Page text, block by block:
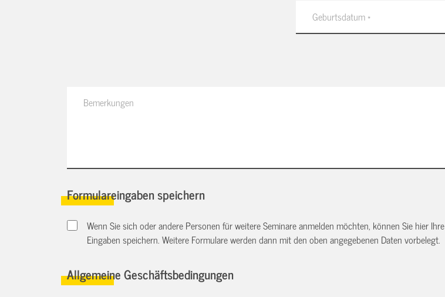
Formulareingaben speichern
Wenn Sie sich oder andere Personen für weitere Seminare anmelden möchten, können Sie hier Ihre
Eingaben speichern. Weitere Formulare werden dann mit den oben angegebenen Daten vorbelegt.
Allgemeine Geschäftsbedingungen